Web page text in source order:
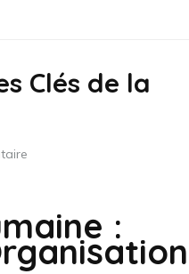
Clés de la
: